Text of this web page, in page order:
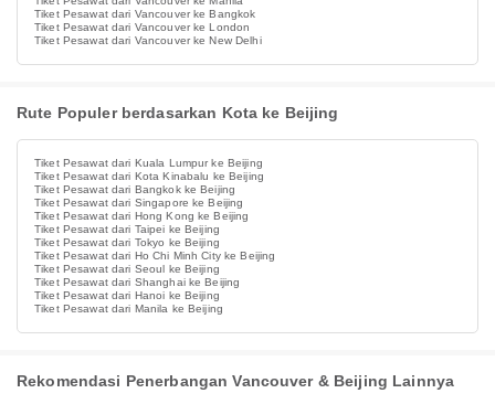
Tiket Pesawat dari Vancouver ke Bangkok
Tiket Pesawat dari Vancouver ke London
Tiket Pesawat dari Vancouver ke New Delhi
Rute Populer berdasarkan Kota ke Beijing
Tiket Pesawat dari Kuala Lumpur ke Beijing
Tiket Pesawat dari Kota Kinabalu ke Beijing
Tiket Pesawat dari Bangkok ke Beijing
Tiket Pesawat dari Singapore ke Beijing
Tiket Pesawat dari Hong Kong ke Beijing
Tiket Pesawat dari Taipei ke Beijing
Tiket Pesawat dari Tokyo ke Beijing
Tiket Pesawat dari Ho Chi Minh City ke Beijing
Tiket Pesawat dari Seoul ke Beijing
Tiket Pesawat dari Shanghai ke Beijing
Tiket Pesawat dari Hanoi ke Beijing
Tiket Pesawat dari Manila ke Beijing
Rekomendasi Penerbangan Vancouver & Beijing Lainnya